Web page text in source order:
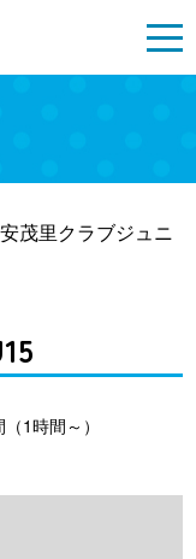
茂里クラブジュニ
1時間～）